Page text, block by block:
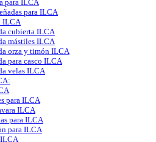
para ILCA
para ILCA
ILCA
cubierta ILCA
mástiles ILCA
orza y timón ILCA
para casco ILCA
velas ILCA
para ILCA
ILCA
para ILCA
para ILCA